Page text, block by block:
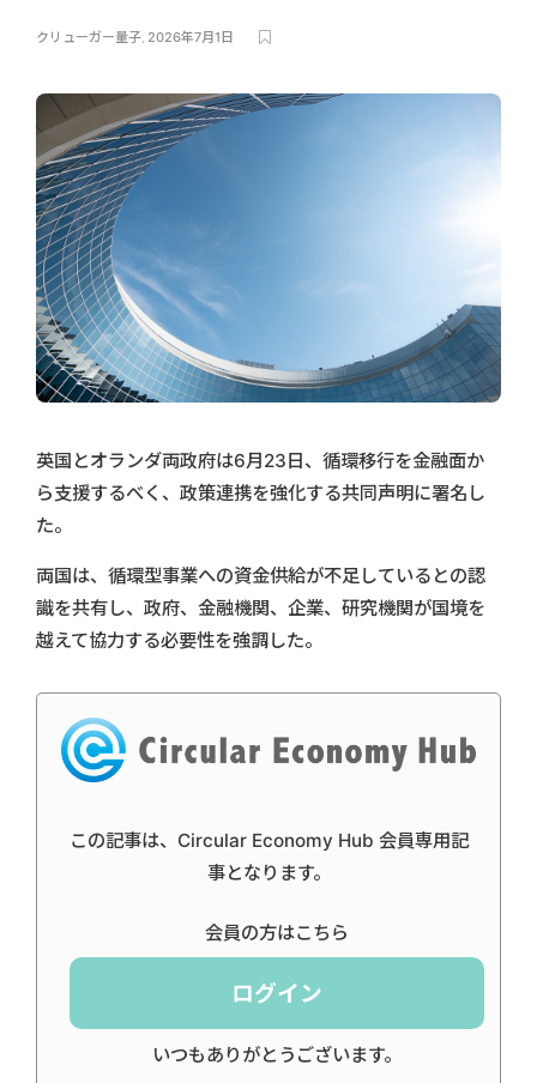
クリューガー量子, 2026年7月1日
英国とオランダ両政府は6月23日、循環移行を金融面か
ら支援するべく、政策連携を強化する共同声明に署名し
た。
両国は、循環型事業への資金供給が不足しているとの認
識を共有し、政府、金融機関、企業、研究機関が国境を
越えて協力する必要性を強調した。
この記事は、Circular Economy Hub 会員専用記
事となります。
会員の方はこちら
ログイン
いつもありがとうございます。